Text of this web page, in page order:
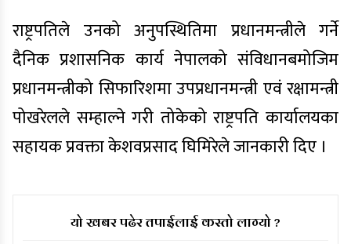
राष्ट्रपतिले उनको अनुपस्थितिमा प्रधानमन्त्रीले गर्ने
दैनिक प्रशासनिक कार्य नेपालको संविधानबमोजिम
प्रधानमन्त्रीको सिफारिशमा उपप्रधानमन्त्री एवं रक्षामन्त्री
पोखरेलले सम्हाल्ने गरी तोकेको राष्ट्रपति कार्यालयका
सहायक प्रवक्ता केशवप्रसाद घिमिरेले जानकारी दिए ।
यो खबर पढेर तपाईलाई कस्तो लाग्यो ?